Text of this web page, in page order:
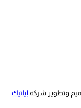
وتطوير شركة إيلتيك